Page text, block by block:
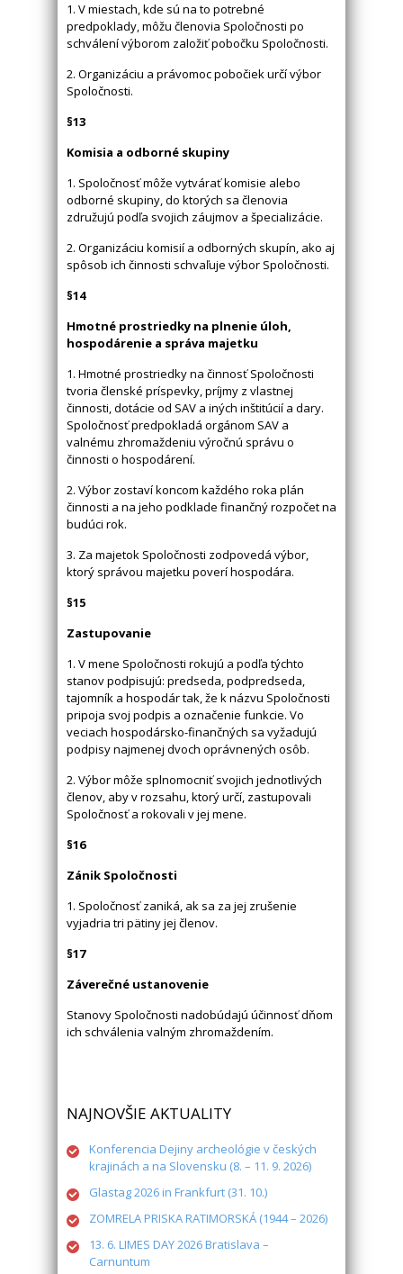
1. V miestach, kde sú na to potrebné
predpoklady, môžu členovia Spoločnosti po
schválení výborom založiť pobočku Spoločnosti.
2. Organizáciu a právomoc pobočiek určí výbor
Spoločnosti.
§13
Komisia a odborné skupiny
1. Spoločnosť môže vytvárať komisie alebo
odborné skupiny, do ktorých sa členovia
združujú podľa svojich záujmov a špecializácie.
2. Organizáciu komisií a odborných skupín, ako aj
spôsob ich činnosti schvaľuje výbor Spoločnosti.
§14
Hmotné prostriedky na plnenie úloh,
hospodárenie a správa majetku
1. Hmotné prostriedky na činnosť Spoločnosti
tvoria členské príspevky, príjmy z vlastnej
činnosti, dotácie od SAV a iných inštitúcií a dary.
Spoločnosť predpokladá orgánom SAV a
valnému zhromaždeniu výročnú správu o
činnosti o hospodárení.
2. Výbor zostaví koncom každého roka plán
činnosti a na jeho podklade finančný rozpočet na
budúci rok.
3. Za majetok Spoločnosti zodpovedá výbor,
ktorý správou majetku poverí hospodára.
§15
Zastupovanie
1. V mene Spoločnosti rokujú a podľa týchto
stanov podpisujú: predseda, podpredseda,
tajomník a hospodár tak, že k názvu Spoločnosti
pripoja svoj podpis a označenie funkcie. Vo
veciach hospodársko-finančných sa vyžadujú
podpisy najmenej dvoch oprávnených osôb.
2. Výbor môže splnomocniť svojich jednotlivých
členov, aby v rozsahu, ktorý určí, zastupovali
Spoločnosť a rokovali v jej mene.
§16
Zánik Spoločnosti
1. Spoločnosť zaniká, ak sa za jej zrušenie
vyjadria tri pätiny jej členov.
§17
Záverečné ustanovenie
Stanovy Spoločnosti nadobúdajú účinnosť dňom
ich schválenia valným zhromaždením.
NAJNOVŠIE AKTUALITY
Konferencia Dejiny archeológie v českých
krajinách a na Slovensku (8. – 11. 9. 2026)
Glastag 2026 in Frankfurt (31. 10.)
ZOMRELA PRISKA RATIMORSKÁ (1944 – 2026)
13. 6. LIMES DAY 2026 Bratislava –
Carnuntum